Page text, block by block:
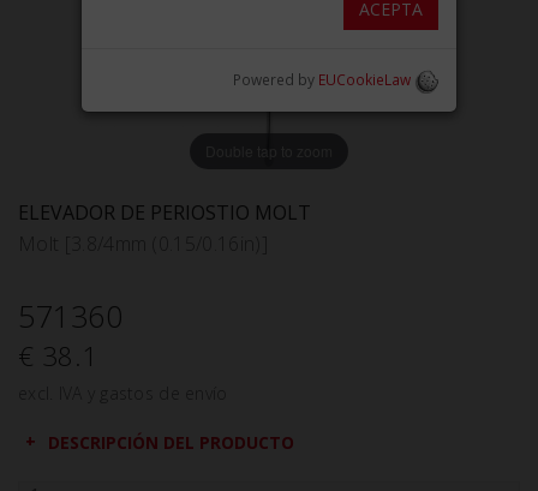
ELEVADOR DE PERIOSTIO MOLT
571360
€ 38.1
DESCRIPCIÓN DEL PRODUCTO
ACEPTA
Powered by EUCookieLaw